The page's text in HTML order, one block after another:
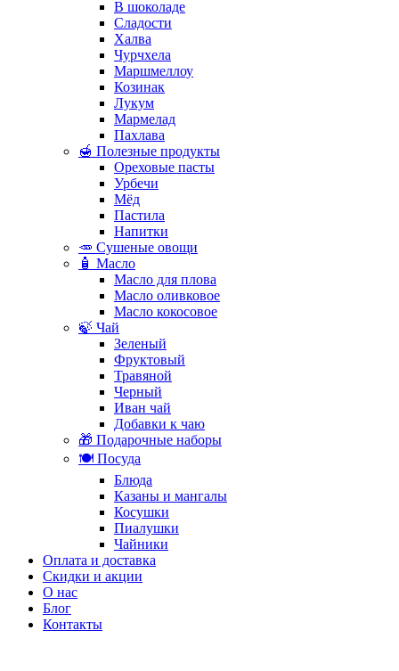
В шоколаде
Сладости
Халва
Чурчхела
Маршмеллоу
Козинак
Лукум
Мармелад
Пахлава
🍯 Полезные продукты
Ореховые пасты
Урбечи
Мёд
Пастила
Напитки
🥕 Сушеные овощи
🧴 Масло
Масло для плова
Масло оливковое
Масло кокосовое
🍃 Чай
Зеленый
Фруктовый
Травяной
Черный
Иван чай
Добавки к чаю
🎁 Подарочные наборы
🍽️ Посуда
Блюда
Казаны и мангалы
Косушки
Пиалушки
Чайники
Оплата и доставка
Скидки и акции
О нас
Блог
Контакты